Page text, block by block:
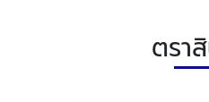
ตรา